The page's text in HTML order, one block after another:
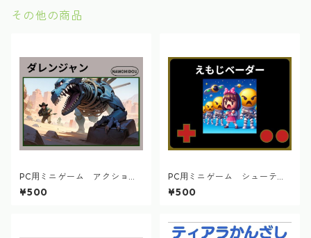
その他の商品
PC用ミニゲーム アクショ
ン ダレンジャン
¥500
PC用ミニゲーム シューティ
ング えもじベーダ―
¥500